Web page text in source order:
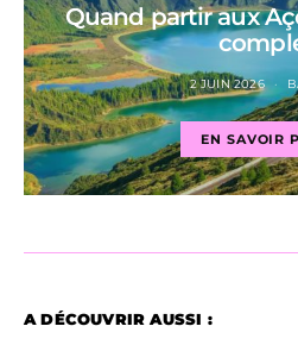
Quand partir aux
2 JUIN 2026
EN SAVOIR
A DÉCOUVRIR AUSSI :